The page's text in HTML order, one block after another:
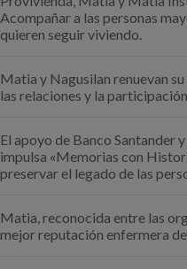
Acompañar a las personas
quieren seguir viviendo.
Matia y Nagusilan renuevan
las relaciones y la
El apoyo de Banco Santander
impulsa «Memorias con
preservar el legado de las
Matia, reconocida entre las
mejor reputación enfermera